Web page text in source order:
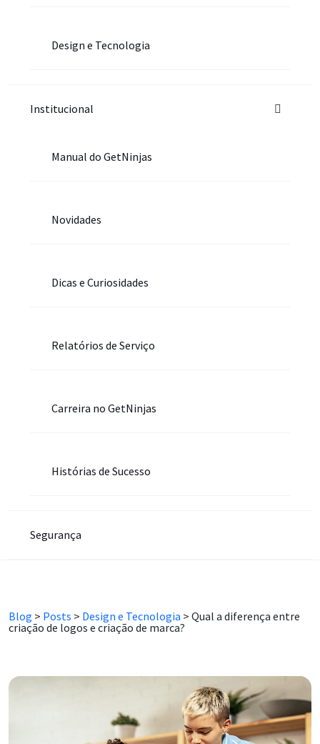
Design e Tecnologia
Institucional
Manual do GetNinjas
Novidades
Dicas e Curiosidades
Relatórios de Serviço
Carreira no GetNinjas
Histórias de Sucesso
Segurança
Blog > Posts > Design e Tecnologia > Qual a diferença entre
criação de logos e criação de marca?